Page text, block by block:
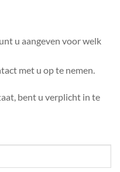
u aangeven voor welk
met u op te nemen.
bent u verplicht in te